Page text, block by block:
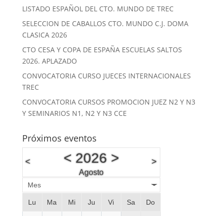
LISTADO ESPAÑOL DEL CTO. MUNDO DE TREC
SELECCION DE CABALLOS CTO. MUNDO C.J. DOMA
CLASICA 2026
CTO CESA Y COPA DE ESPAÑA ESCUELAS SALTOS
2026. APLAZADO
CONVOCATORIA CURSO JUECES INTERNACIONALES
TREC
CONVOCATORIA CURSOS PROMOCION JUEZ N2 Y N3
Y SEMINARIOS N1, N2 Y N3 CCE
Próximos eventos
< < 2026>
Agosto
>
Mes
Lu Ma Mi Ju Vi Sa Do